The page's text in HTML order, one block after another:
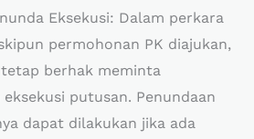
Eksekusi: Dalam perkara
permohonan PK diajukan,
berhak meminta
eksekusi putusan. Penundaan
dapat dilakukan jika ada